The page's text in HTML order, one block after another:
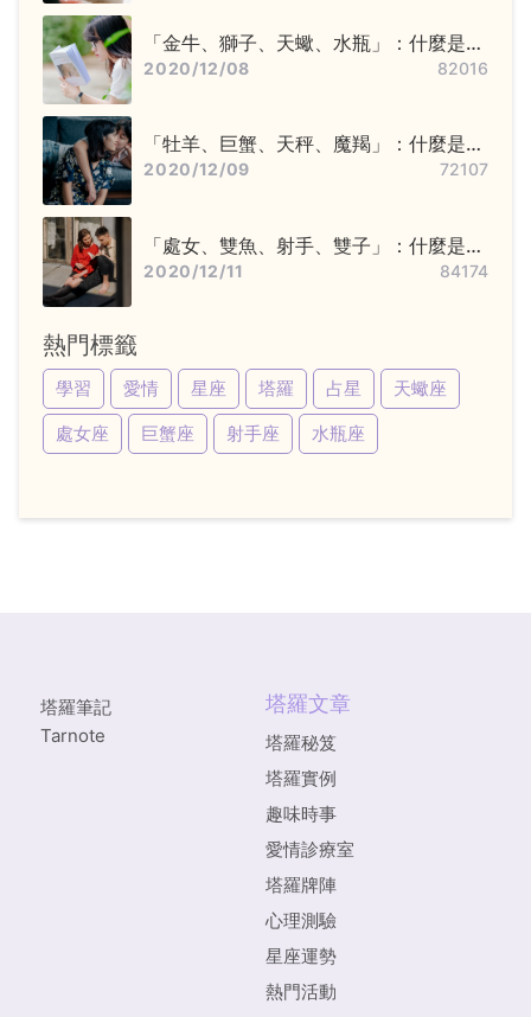
「金牛、獅子、天蠍、水瓶」：什麼是固
定星座，他們又該怎麼追？
2020/12/08 82016
「牡羊、巨蟹、天秤、魔羯」：什麼是基
本星座，他們又該怎麼追？
2020/12/09 72107
「處女、雙魚、射手、雙子」：什麼是變
動星座，他們又該怎麼追？
2020/12/11 84174
熱門標籤
學習 愛情 星座 塔羅 占星
天蠍座
處女座
巨蟹座 射手座 水瓶座
塔羅筆記
Tarnote
塔羅文章
塔羅秘笈
塔羅實例
趣味時事
愛情診療室
塔羅牌陣
心理測驗
星座運勢
熱門活動